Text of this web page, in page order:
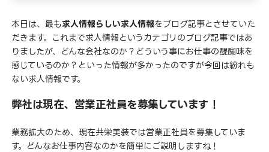
本日は、最も 求人情報らしい求人情報をブログ記事とさせていた
だきます。これまで求人情報というカテゴリのブログ記事ではあ
りましたが、どんな会社なのか？どういう事にお仕事の醍醐味を
感じているのか？といった情報が多かったのですが今回は紛れも
ない求人情報です。
弊社は現在、営業正社員を募集しています！
業務拡大のため、現在共栄美装では営業正社員を募集していま
す。どんなお仕事内容なのかを簡単にご説明しますね！